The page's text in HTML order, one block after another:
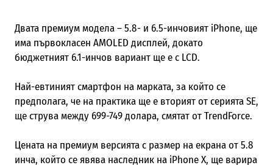
Двата премиум модела – 5.8- и 6.5-инчовият iPhone, ще
има първокласен AMOLED дисплей, докато
бюджетният 6.1-инчов вариант ще е с LCD.
Най-евтиният смартфон на марката, за който се
предполага, че на практика ще е вторият от серията SE,
ще струва между 699-749 долара, смятат от TrendForce.
Цената на премиум версията с размер на екрана от 5.8
инча, който се явява наследник на iPhone X, ще варира